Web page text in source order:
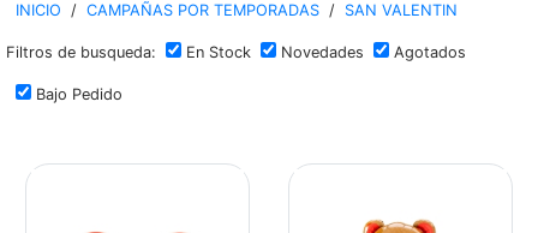
INICIO / CAMPAÑAS POR TEMPORADAS / SAN VALENTIN
Filtros de busqueda: En Stock Novedades Agotados
Bajo Pedido